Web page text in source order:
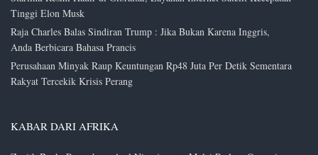
Tinggi Elon Musk
Raja Charles Balas Sindiran Trump : Jika Bukan Karena Inggris,
Anda Berbicara Bahasa Prancis
Perusahaan Minyak Raup Keuntungan Rp48 Juta Per Detik Sementara
Rakyat Tercekik Krisis Perang
KABAR DARI AFRIKA